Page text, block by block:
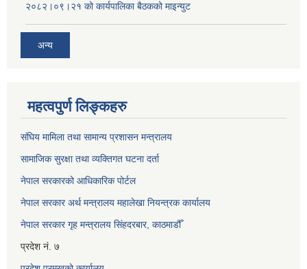
२०८२।०९।२१ को कार्यपालिका बैठकको माइन्युट
अन्य
महत्वपुर्ण लिङ्कहरु
संघिय मामिला तथा सामान्य प्रशासन मन्त्रालय
सामाजिक सुरक्षा तथा व्यक्तिगत घटना दर्ता
नेपाल सरकारको आधिकारिक पोर्टल
नेपाल सरकार अर्थ मन्त्रालय महालेखा नियन्त्रक कार्यालय
नेपाल सरकार गृह मन्त्रालय सिंहदरबार, काठमाडौँ
प्रदेश नं. ७